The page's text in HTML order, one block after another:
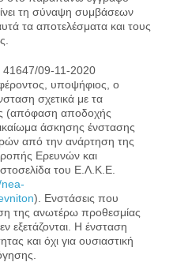
τη σύναψη συμβάσεων
τα αποτελέσματα και τους
09-11-2020
υποψήφιος, ο
σχετικά με τα
(απόφαση αποδοχής
άσκησης ένστασης
από την ανάρτηση της
Ερευνών και
του Ε.Λ.Κ.Ε.
). Ενστάσεις που
της ανωτέρω προθεσμίας
εξετάζονται. Η ένσταση
και όχι για ουσιαστική